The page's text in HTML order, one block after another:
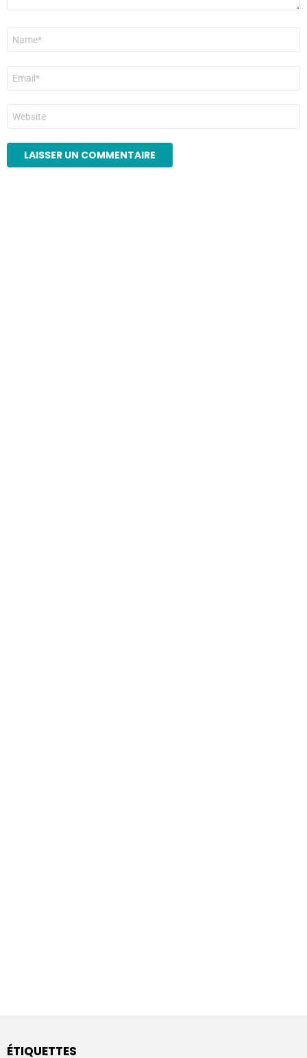
Nom
E-
mail
*
Site
web
ÉTIQUETTES